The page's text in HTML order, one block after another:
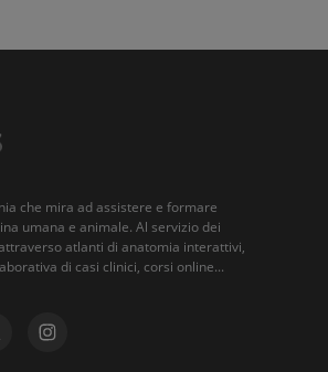
che mira ad assistere e formare
umana e animale. Al servizio dei
atlanti di anatomia interattivi,
di casi clinici, corsi online...